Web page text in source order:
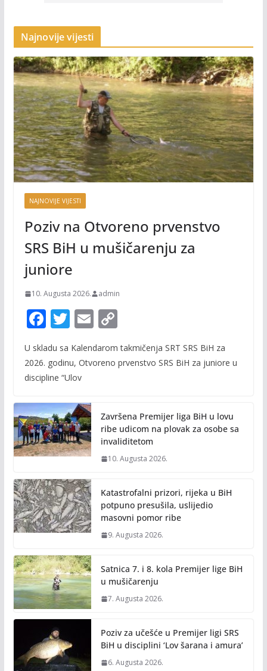
Najnovije vijesti
NAJNOVIJE VIJESTI
Poziv na Otvoreno prvenstvo
SRS BiH u mušičarenju za
juniore
10. Augusta 2026. admin
F
ac
e
b
o
k
T
w
itt
er
E
m
ai
C
o
p
y
n
k
U skladu sa Kalendarom takmičenja SRT SRS BiH za
2026. godinu, Otvoreno prvenstvo SRS BiH za juniore u
discipline “Ulov
Završena Premijer liga BiH u lovu
ribe udicom na plovak za osobe sa
invaliditetom
10. Augusta 2026.
Katastrofalni prizori, rijeka u BiH
potpuno presušila, uslijedio
masovni pomor ribe
9. Augusta 2026.
Satnica 7. i 8. kola Premijer lige BiH
u mušičarenju
7. Augusta 2026.
Poziv za učešće u Premijer ligi SRS
BiH u disciplini ‘Lov šarana i amura’
6. Augusta 2026.